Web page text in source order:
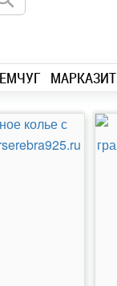
МАРКАЗИТ